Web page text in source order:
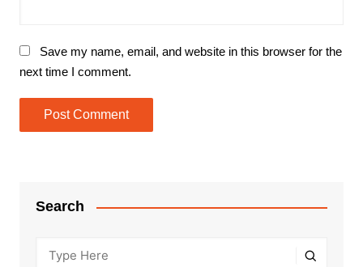
Save my name, email, and website in this browser for the
next time I comment.
Search